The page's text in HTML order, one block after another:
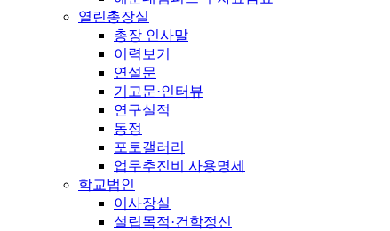
열린총장실
총장 인사말
이력보기
연설문
기고문·인터뷰
연구실적
동정
포토갤러리
업무추진비 사용명세
학교법인
이사장실
설립목적·건학정신